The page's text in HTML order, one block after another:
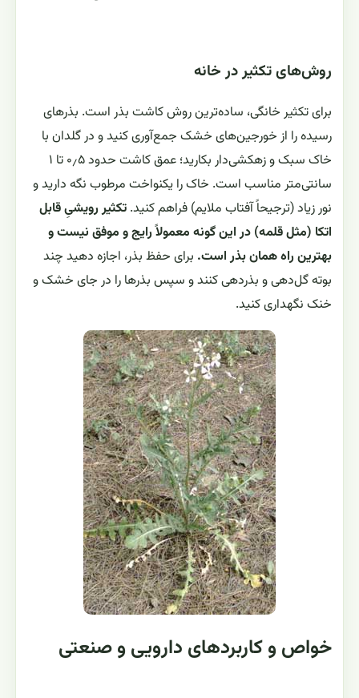
روش‌های تکثیر در خانه
برای تکثیر خانگی، ساده‌ترین روش کاشت بذر است. بذرهای
رسیده را از خورجین‌های خشک جمع‌آوری کنید و در گلدان با
خاک سبک و زهکشی‌دار بکارید؛ عمق کاشت حدود ۰٫۵ تا ۱
سانتی‌متر مناسب است. خاک را یکنواخت مرطوب نگه دارید و
نور زیاد (ترجیحاً آفتاب ملایم) فراهم کنید. تکثیر رویشیِ قابل
اتکا (مثل قلمه) در این گونه معمولاً رایج و موفق نیست و
بهترین راه همان بذر است. برای حفظ بذر، اجازه دهید چند
بوته گل‌دهی و بذر‌دهی کنند و سپس بذرها را در جای خشک و
خنک نگهداری کنید.
خواص و کاربردهای دارویی و صنعتی